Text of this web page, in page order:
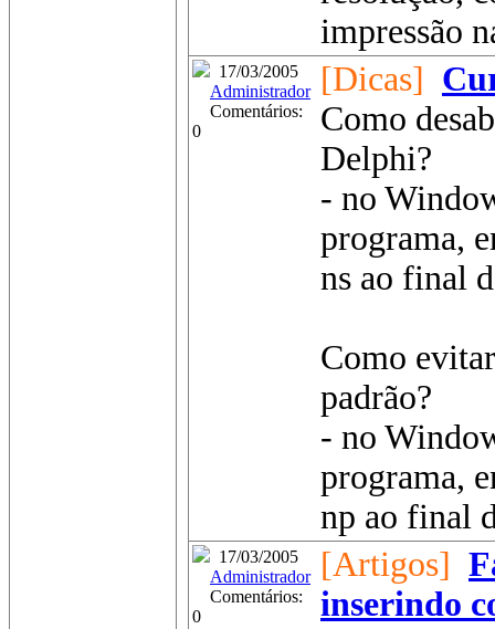
impressão
17/03/2005
Administrador
Comentários:
0
[Dicas]
Como
Delphi?
- no
programa,
ns ao final
Como
padrão?
- no
programa,
np ao final
17/03/2005
Administrador
Comentários:
0
[Artigos]
inserindo